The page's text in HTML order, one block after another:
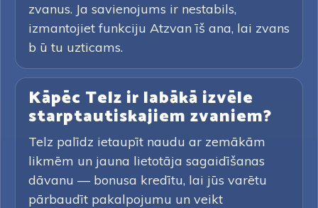
zvanus. Ja savienojums ir nestabils,
izmantojiet funkciju Atzvan īš ana, lai zvans
b ū tu uzticams.
Kāpēc Telz ir labākā izvēle
starptautiskajiem zvaniem?
Telz palīdz ietaupīt naudu ar zemākām
likmēm un jauna lietotāja sagaidīšanas
dāvanu — bonusa kredītu, lai jūs varētu
pārbaudīt pakalpojumu un veikt